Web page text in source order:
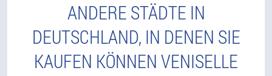
ANDERE STÄDTE IN
DEUTSCHLAND, IN DENEN SIE
KAUFEN KÖNNEN VENISELLE